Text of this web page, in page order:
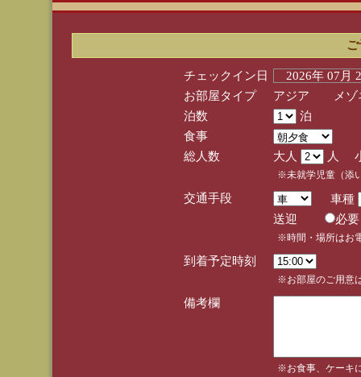
チェックイン日
2026年 07
お部屋タイプ
アジア メゾネ
泊数
泊
食事
総人数
大人 人
※未就学児童（添
交通手段
車種
送迎
※時間・場所はお
到着予定時刻
※お部屋のご用意
備考欄
※お食事、ケーキ